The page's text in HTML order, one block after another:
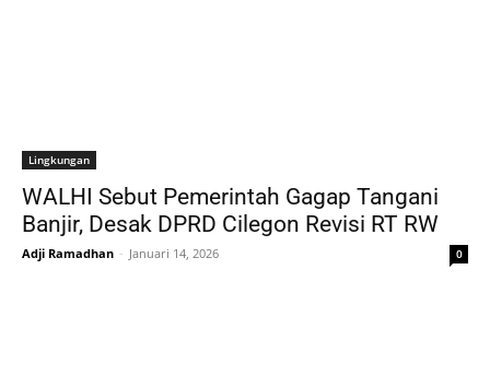
Lingkungan
WALHI Sebut Pemerintah Gagap Tangani
Banjir, Desak DPRD Cilegon Revisi RT RW
Adji Ramadhan - Januari 14, 2026 0